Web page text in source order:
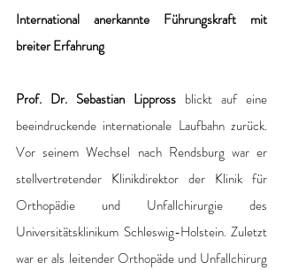
International anerkannte Führungskraft mit
breiter Erfahrung
Prof. Dr. Sebastian Lippross blickt auf eine
beeindruckende internationale Laufbahn zurück.
Vor seinem Wechsel nach Rendsburg war er
stellvertretender Klinikdirektor der Klinik für
Orthopädie und Unfallchirurgie des
Universitätsklinikum Schleswig-Holstein. Zuletzt
war er als leitender Orthopäde und Unfallchirurg